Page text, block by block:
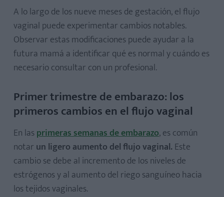
A lo largo de los nueve meses de gestación, el flujo
vaginal puede experimentar cambios notables.
Observar estas modificaciones puede ayudar a la
futura mamá a identificar qué es normal y cuándo es
necesario consultar con un profesional.
Primer trimestre de embarazo: los
primeros cambios en el flujo vaginal
En las primeras semanas de embarazo, es común
notar un ligero aumento del flujo vaginal. Este
cambio se debe al incremento de los niveles de
estrógenos y al aumento del riego sanguíneo hacia
los tejidos vaginales.